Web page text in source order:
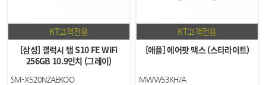
KT고객전용
[삼성] 갤럭시 탭 S10 FE WiFi
256GB 10.9인치 (그레이)
SM-X520NZAEKOO
KT고객전용
[애플] 에어팟 맥스 (스타라이트)
MWW53KH/A